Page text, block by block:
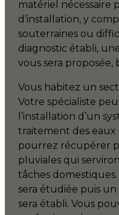
matériel nécessaire
d’installation, y
souterraines ou
diagnostic établi,
vous sera proposée,
Vous habitez un
Votre spécialiste
l’installation d’un
traitement des eaux
pourrez récupérer
pluviales qui
tâches
sera étudiée puis
sera établi. Vous